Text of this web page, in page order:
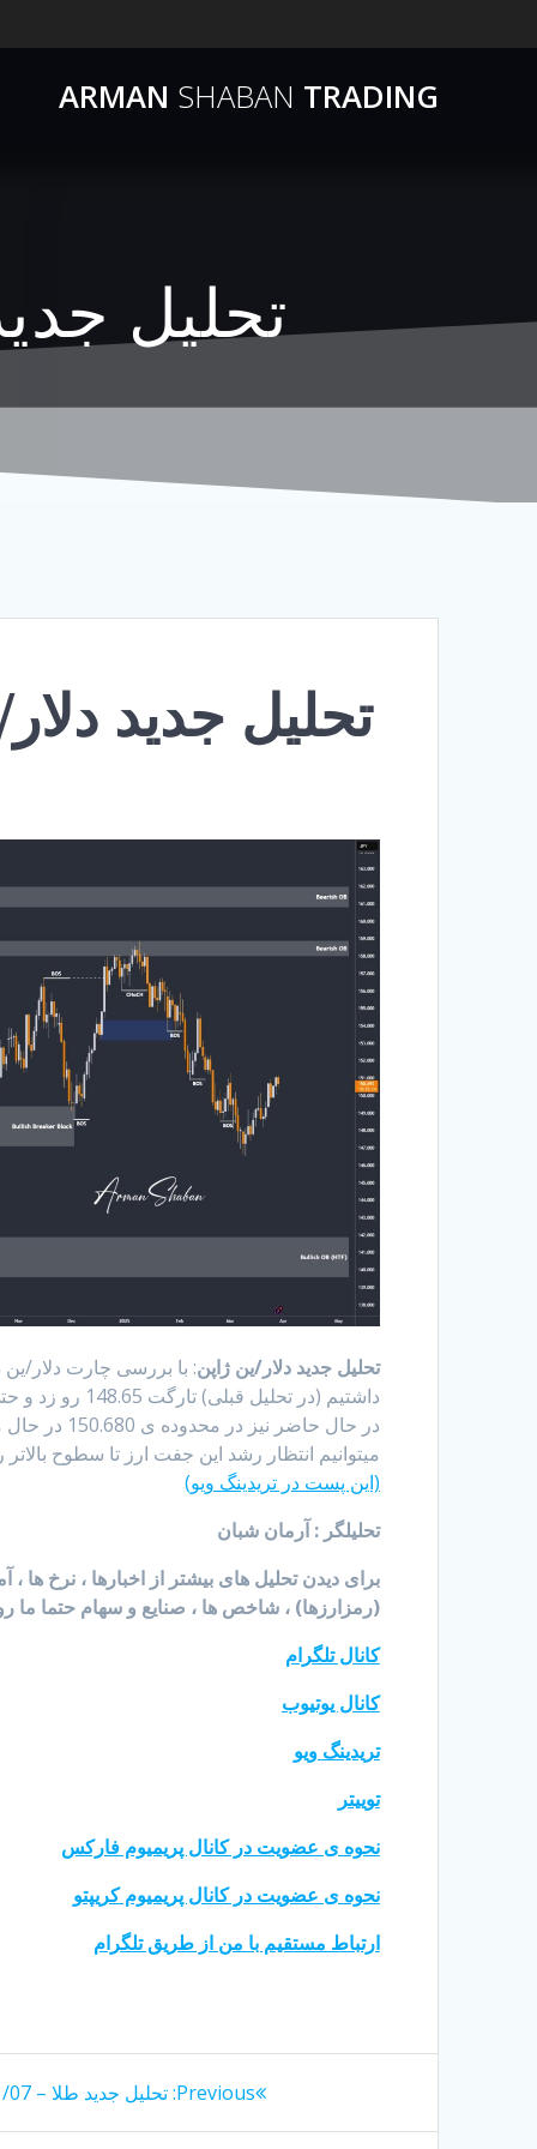
ARMAN SHABAN TRADING
تحلیل جدید
تحلیل جدید دلار/ین
تحلیل جدید دلار/ین ژاپن: با بررسی چارت دلار/
میتوانیم انتظار رشد این جفت ارز تا سطوح
(این پست در تریدینگ ویو)
تحلیلگر : آرمان شبان
برای دیدن تحلیل های بیشتر از اخبارها ، نرخ ها
(رمزارزها) ، شاخص ها ، صنایع و سهام حتما ما
کانال تلگرام
کانال یوتیوب
تریدینگ ویو
توییتر
نحوه ی عضویت در کانال پریمیوم فارکس
نحوه ی عضویت در کانال پریمیوم کریپتو
ارتباط مستقیم با من از طریق تلگرام
Previous:
Previous
تحلیل جدید طلا – 1404/01/07